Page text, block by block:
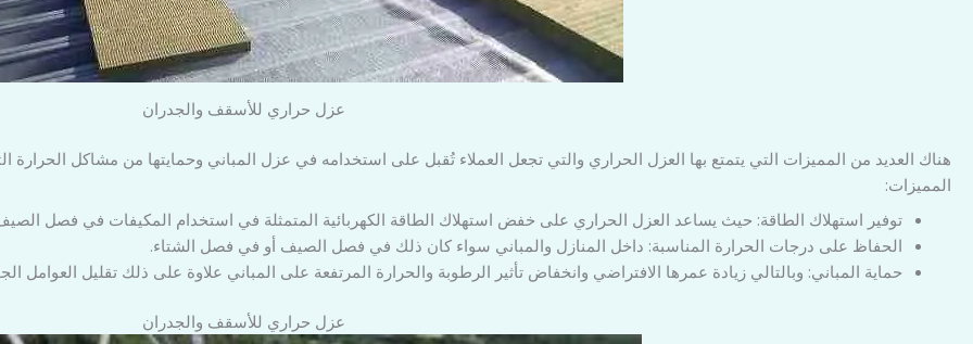
عزل حراري للأسقف والجدران
هناك العديد من المميزات التي يتمتع بها العزل الحراري والتي تجعل العملاء تُقبل على استخدامه في عزل المباني وحمايتها من مشاكل
المميزات:
توفير استهلاك الطاقة: حيث يساعد العزل الحراري على خفض استهلاك الطاقة الكهربائية المتمثلة في استخدام المكيفات في فصل الصيف
الحفاظ على درجات الحرارة المناسبة: داخل المنازل والمباني سواء كان ذلك في فصل الصيف أو في فصل الشتاء.
حماية المباني: وبالتالي زيادة عمرها الافتراضي وانخفاض تأثير الرطوبة والحرارة المرتفعة على المباني علاوة على ذلك تقليل العوامل
عزل حراري للأسقف والجدران